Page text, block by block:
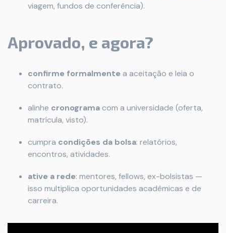
viagem, fundos de conferência).
Aprovado, e agora?
confirme formalmente a aceitação e leia o
contrato.
alinhe cronogramacom a universidade (oferta,
matrícula, visto).
cumpra condições da bolsa: relatórios,
encontros, atividades.
ative a rede: mentores, fellows, ex-bolsistas —
isso multiplica oportunidades acadêmicas e de
carreira.